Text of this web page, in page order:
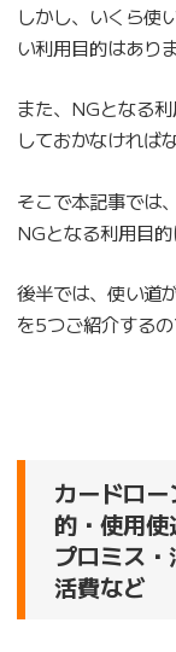
しかし、いくら使
い利用目的はありま
また、NGとなる
しておかなければ
そこで本記事では
NGとなる利用目的
後半では、使い道
を5つご紹介する
カードロ
的・使用使
プロミス
活費など